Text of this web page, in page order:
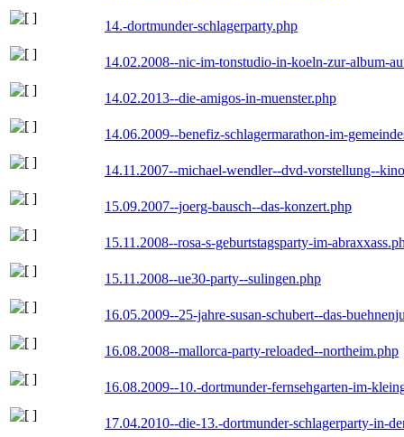
14.-dortmunder-schlagerparty.php
14.02.2008--nic-im-tonstudio-in-koeln-zur-album-
14.02.2013--die-amigos-in-muenster.php
14.06.2009--benefiz-schlagermarathon-im-
14.11.2007--michael-wendler--dvd-vorstellung--
15.09.2007--joerg-bausch--das-konzert.php
15.11.2008--rosa-s-geburtstagsparty-im-
15.11.2008--ue30-party--sulingen.php
16.05.2009--25-jahre-susan-schubert--das-
16.08.2008--mallorca-party-reloaded--northeim.php
16.08.2009--10.-dortmunder-fernsehgarten-im-
17.04.2010--die-13.-dortmunder-schlagerparty-in-